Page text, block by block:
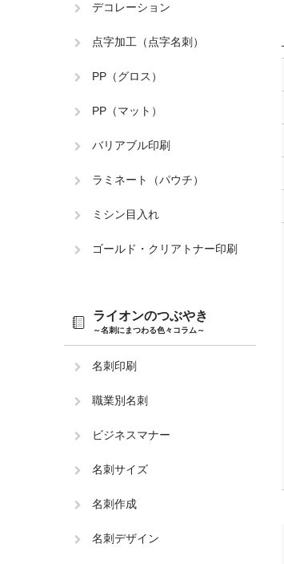
デコレーション
点字加工（点字名刺）
PP（グロス）
PP（マット）
バリアブル印刷
ラミネート（パウチ）
ミシン目入れ
ゴールド・クリアトナー印刷
ライオンのつぶやき
～名刺にまつわる色々コラム～
名刺印刷
職業別名刺
ビジネスマナー
名刺サイズ
名刺作成
名刺デザイン